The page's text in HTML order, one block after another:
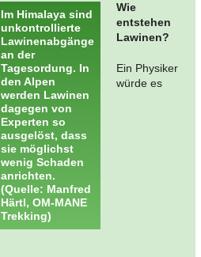
Im Himalaya sind
unkontrollierte
Lawinenabgänge
an der
Tagesordung. In
den Alpen
werden Lawinen
dagegen von
Experten so
ausgelöst, dass
sie möglichst
wenig Schaden
anrichten.
(Quelle: Manfred
Härtl, OM-MANE
Trekking)
Wie
entstehen
Lawinen?
Ein Physiker
würde es